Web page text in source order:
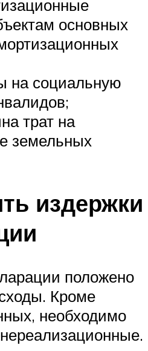
основных
на социальную
трат на
земельных
издержки
положено
Кроме
необходимо